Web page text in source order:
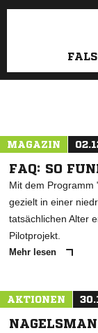
MAGAZIN
FAQ: SO
Mit dem Programm
gezielt in einer
tatsächlichen Alter
Pilotprojekt.
Mehr lesen
AKTIONEN